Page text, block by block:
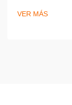
durabilidad,
VER MÁS